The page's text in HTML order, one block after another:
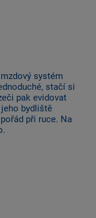
systém
stačí si
pak evidovat
bydliště
při ruce. Na